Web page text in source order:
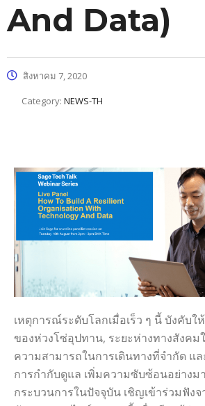
And Data)
สิงหาคม 7, 2020
Category: NEWS-TH
เหตุการณ์ระดับโลกเมื่อเร็ว ๆ นี้ บังคับใ
ของห่วงโซ่อุปทาน, ระยะห่างทางสังคม
ความสามารถในการเดินทางที่จำกัด แ
การกำกับดูแล เพิ่มความซับซ้อนอย่างม
กระบวนการในปัจจุบัน เชิญเข้าร่วมฟัง